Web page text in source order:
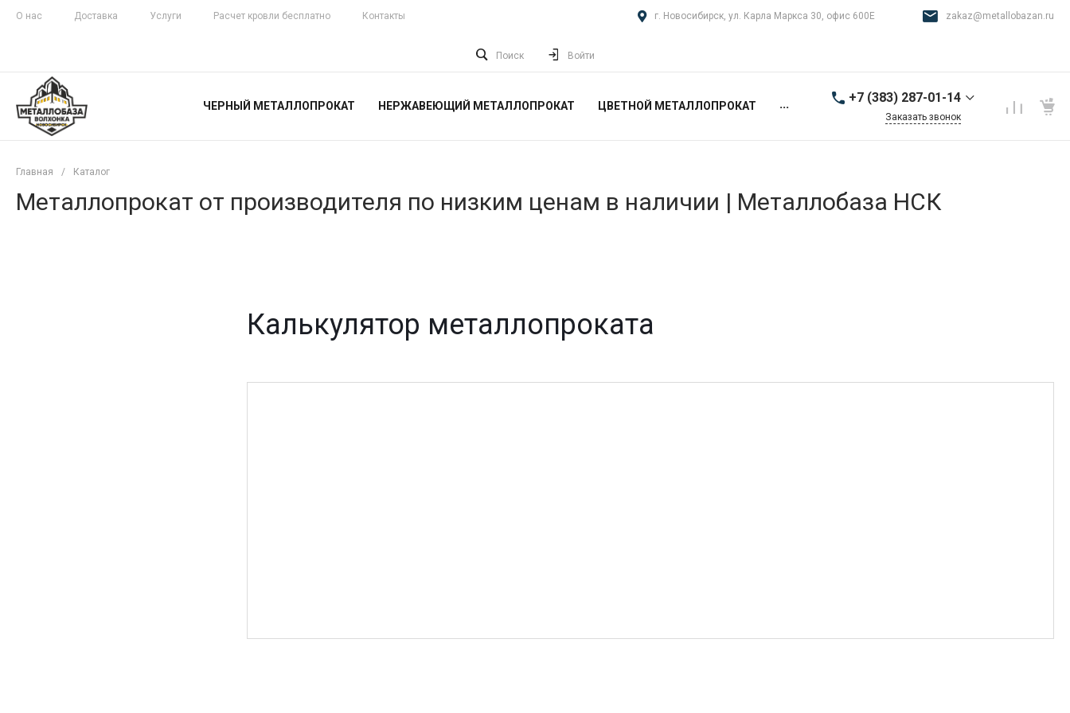
О нас Доставка Услуги Расчет кровли бесплатно Контакты г. Новосибирск, ул. Карла Маркса 30, офис 600Е zakaz@metallobazan.ru
Поиск Войти
ЧЕРНЫЙ МЕТАЛЛОПРОКАТ НЕРЖАВЕЮЩИЙ МЕТАЛЛОПРОКАТ ЦВЕТНОЙ МЕТАЛЛОПРОКАТ ... +7 (383) 287-01-14
9:00-18:00 пн-пт
Заказать звонок
Главная / Каталог
Металлопрокат от производителя по низким ценам в наличии | Металлобаза НСК
Калькулятор металлопроката